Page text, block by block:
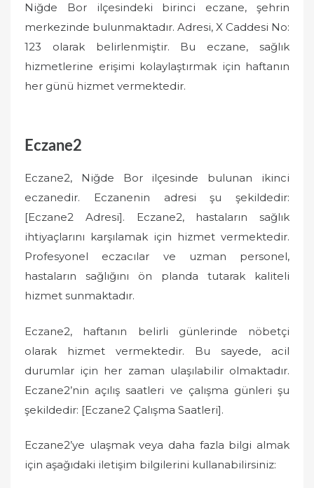
Niğde Bor ilçesindeki birinci eczane, şehrin
merkezinde bulunmaktadır. Adresi, X Caddesi No:
123 olarak belirlenmiştir. Bu eczane, sağlık
hizmetlerine erişimi kolaylaştırmak için haftanın
her günü hizmet vermektedir.
Eczane2
Eczane2, Niğde Bor ilçesinde bulunan ikinci
eczanedir. Eczanenin adresi şu şekildedir:
[Eczane2 Adresi]. Eczane2, hastaların sağlık
ihtiyaçlarını karşılamak için hizmet vermektedir.
Profesyonel eczacılar ve uzman personel,
hastaların sağlığını ön planda tutarak kaliteli
hizmet sunmaktadır.
Eczane2, haftanın belirli günlerinde nöbetçi
olarak hizmet vermektedir. Bu sayede, acil
durumlar için her zaman ulaşılabilir olmaktadır.
Eczane2’nin açılış saatleri ve çalışma günleri şu
şekildedir: [Eczane2 Çalışma Saatleri].
Eczane2’ye ulaşmak veya daha fazla bilgi almak
için aşağıdaki iletişim bilgilerini kullanabilirsiniz: